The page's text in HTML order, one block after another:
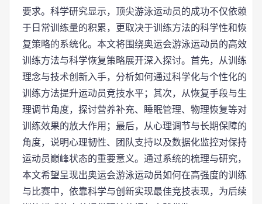
要求。科学研究显示，顶尖游泳运动员的成功不仅依赖
于日常训练量的积累，更取决于训练方法的科学性和恢
复策略的系统化。本文将围绕奥运会游泳运动员的高效
训练方法与科学恢复策略展开深入探讨。首先，从训练
理念与技术创新入手，分析如何通过科学化与个性化的
训练方法提升运动员竞技水平；其次，从恢复手段与生
理调节角度，探讨营养补充、睡眠管理、物理恢复等对
训练效果的放大作用；最后，从心理调节与长期保障的
角度，说明心理韧性、团队支持以及数据化监控对保持
运动员巅峰状态的重要意义。通过系统的梳理与研究，
本文希望呈现出奥运会游泳运动员如何在高强度的训练
与比赛中，依靠科学与创新实现最佳竞技表现，为后续